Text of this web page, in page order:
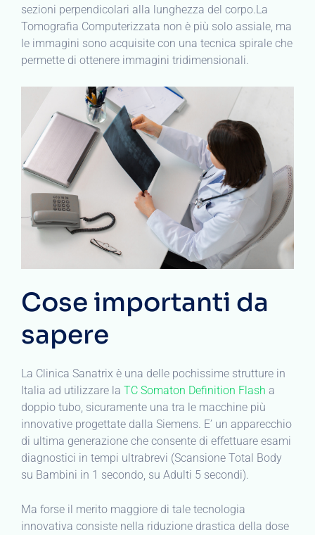
sezioni perpendicolari alla lunghezza del corpo.La
Tomografia Computerizzata non è più solo assiale, ma
le immagini sono acquisite con una tecnica spirale che
permette di ottenere immagini tridimensionali.
Cose importanti da
sapere
La Clinica Sanatrix è una delle pochissime strutture in
Italia ad utilizzare la TC Somaton Definition Flash a
doppio tubo, sicuramente una tra le macchine più
innovative progettate dalla Siemens. E’ un apparecchio
di ultima generazione che consente di effettuare esami
diagnostici in tempi ultrabrevi (Scansione Total Body
su Bambini in 1 secondo, su Adulti 5 secondi).
Ma forse il merito maggiore di tale tecnologia
innovativa consiste nella riduzione drastica della dose